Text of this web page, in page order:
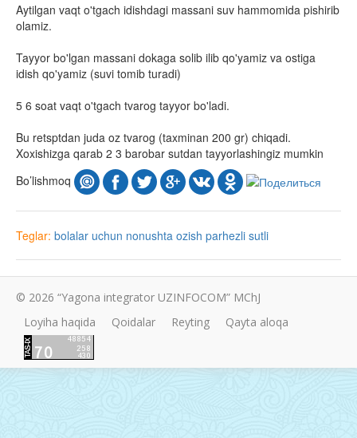
Aytilgan vaqt o'tgach idishdagi massani suv hammomida pishirib
olamiz.
Tayyor bo'lgan massani dokaga solib ilib qo'yamiz va ostiga
idish qo'yamiz (suvi tomib turadi)
5 6 soat vaqt o'tgach tvarog tayyor bo'ladi.
Bu retsptdan juda oz tvarog (taxminan 200 gr) chiqadi.
Xoxishizga qarab 2 3 barobar sutdan tayyorlashingiz mumkin
Bo’lishmoq
Teglar: bolalar uchun nonushta ozish parhezli sutli
© 2026 “Yagona integrator UZINFOCOM” MChJ
Loyiha haqida
Qoidalar Reyting Qayta aloqa